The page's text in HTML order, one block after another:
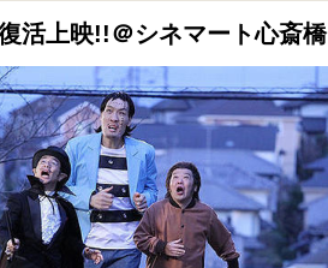
活上映!!＠シネマート心斎橋